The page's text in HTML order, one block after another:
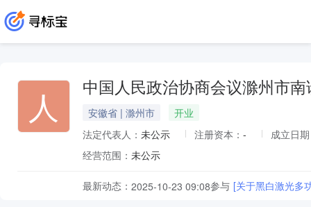
人 中国人民政治协商会议滁州市
安徽省 | 滁州市
开业
法定代表人： 未公示 注册资本： -
成立日
经营范围： 未公示
最新动态： 2025-10-23 09:08参与 [关于黑白激光多